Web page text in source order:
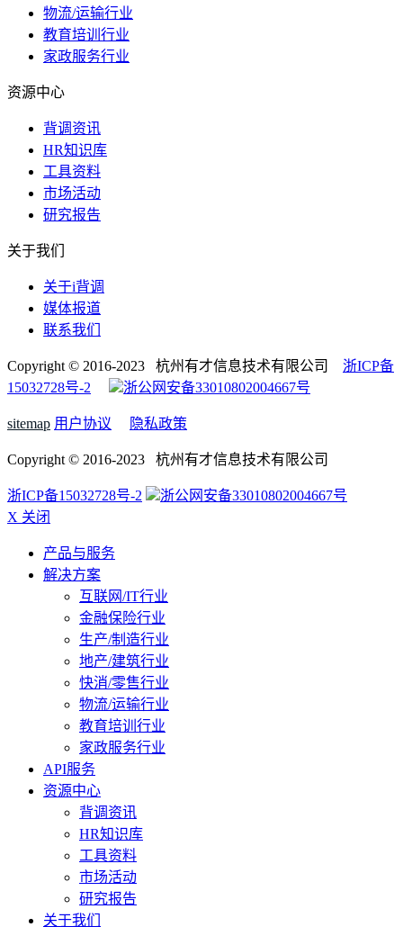
物流/运输行业
教育培训行业
家政服务行业
资源中心
背调资讯
HR知识库
工具资料
市场活动
研究报告
关于我们
关于i背调
媒体报道
联系我们
Copyright © 2016-2023 杭州有才信息技术有限公司 浙ICP备
15032728号-2
浙公网安备33010802004667号
sitemap 用户协议 隐私政策
Copyright © 2016-2023 杭州有才信息技术有限公司
浙ICP备15032728号-2
浙公网安备33010802004667号
X 关闭
产品与服务
解决方案
互联网/IT行业
金融保险行业
生产/制造行业
地产/建筑行业
快消/零售行业
物流/运输行业
教育培训行业
家政服务行业
API服务
资源中心
背调资讯
HR知识库
工具资料
市场活动
研究报告
关于我们